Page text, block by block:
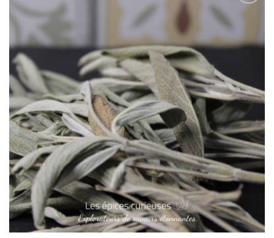
Ajouter
à la liste
de
souhaits